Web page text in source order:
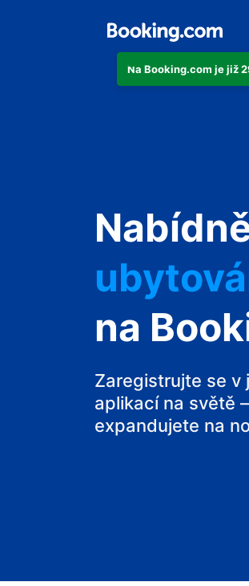
Na Booking.com je již
svůj
svůj
svou
na
Zaregistrujte se v
aplikací na světě
expandujete na